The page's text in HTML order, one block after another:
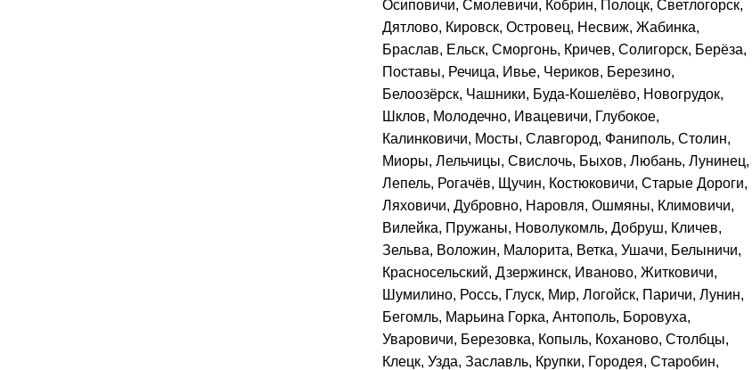
Осиповичи, Смолевичи, Кобрин, Полоцк, Светлогорск,
Дятлово, Кировск, Островец, Несвиж, Жабинка,
Браслав, Ельск, Сморгонь, Кричев, Солигорск, Берёза,
Поставы, Речица, Ивье, Чериков, Березино,
Белоозёрск, Чашники, Буда-Кошелёво, Новогрудок,
Шклов, Молодечно, Ивацевичи, Глубокое,
Калинковичи, Мосты, Славгород, Фаниполь, Столин,
Миоры, Лельчицы, Свислочь, Быхов, Любань, Лунинец,
Лепель, Рогачёв, Щучин, Костюковичи, Старые Дороги,
Ляховичи, Дубровно, Наровля, Ошмяны, Климовичи,
Вилейка, Пружаны, Новолукомль, Добруш, Кличев,
Зельва, Воложин, Малорита, Ветка, Ушачи, Белыничи,
Красносельский, Дзержинск, Иваново, Житковичи,
Шумилино, Россь, Глуск, Мир, Логойск, Паричи, Лунин,
Бегомль, Марьина Горка, Антополь, Боровуха,
Уваровичи, Березовка, Копыль, Коханово, Столбцы,
Клецк, Узда, Заславль, Крупки, Городея, Старобин,